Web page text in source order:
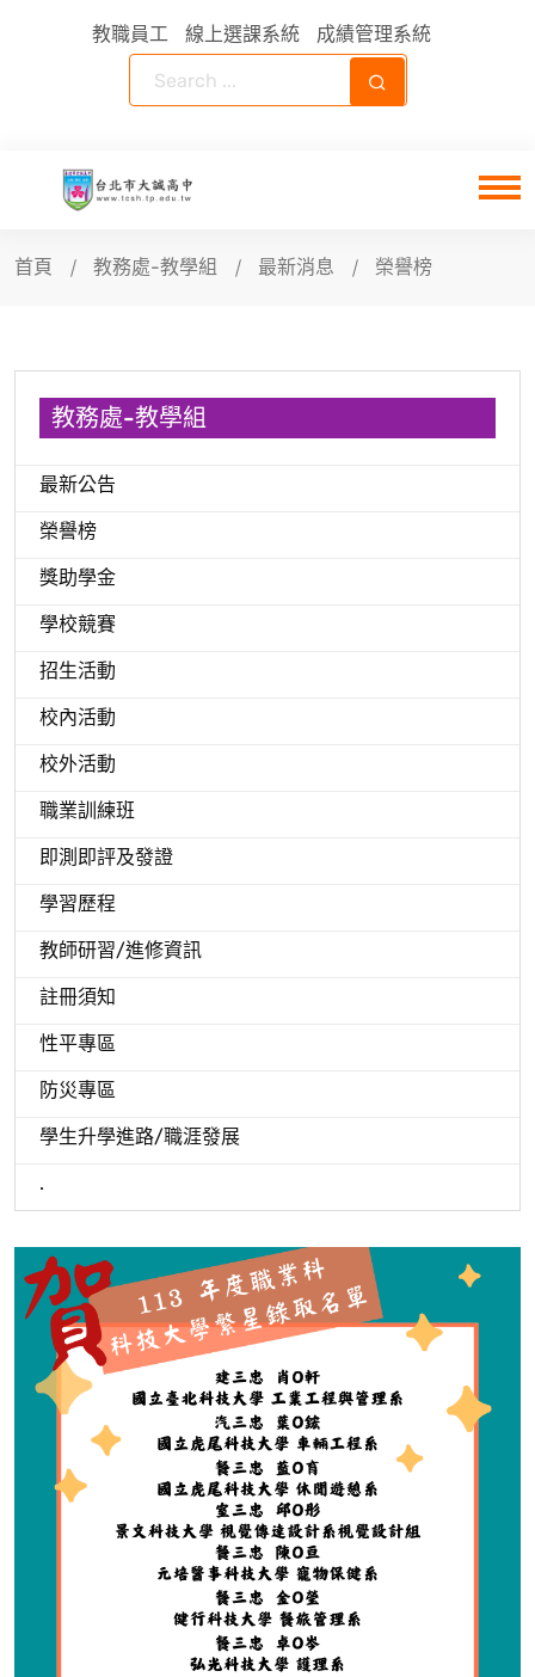
教職員工 線上選課系統 成績管理系統
首頁 教務處-教學組 最新消息 榮譽榜
教務處-教學組
最新公告
榮譽榜
獎助學金
學校競賽
招生活動
校內活動
校外活動
職業訓練班
即測即評及發證
學習歷程
教師研習/進修資訊
註冊須知
性平專區
防災專區
學生升學進路/職涯發展
.